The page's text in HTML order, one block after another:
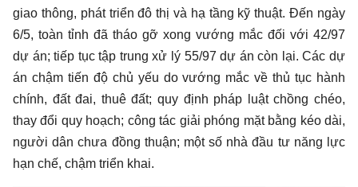
giao thông, phát triển đô thị và hạ tầng kỹ thuật. Đến ngày
6/5, toàn tỉnh đã tháo gỡ xong vướng mắc đối với 42/97
dự án; tiếp tục tập trung xử lý 55/97 dự án còn lại. Các dự
án chậm tiến độ chủ yếu do vướng mắc về thủ tục hành
chính, đất đai, thuê đất; quy định pháp luật chồng chéo,
thay đổi quy hoạch; công tác giải phóng mặt bằng kéo dài,
người dân chưa đồng thuận; một số nhà đầu tư năng lực
hạn chế, chậm triển khai.